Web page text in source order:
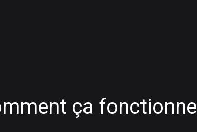
ça fonctionne